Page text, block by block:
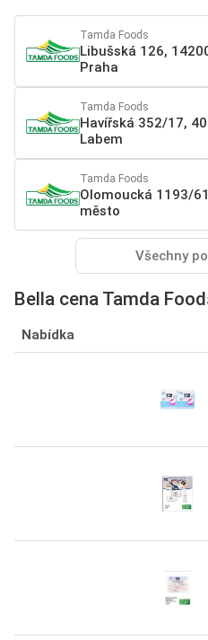
Tamda Foods
Libušská 126,
Praha
Tamda Foods
Havířská 352/17,
Labem
Tamda Foods
Olomoucká 1193/
město
Všechny
Bella cena Tamda
Nabídka